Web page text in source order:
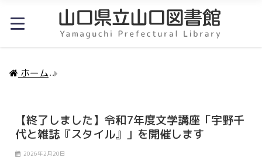
ホーム
【終了しました】令和7年度文学講座「宇野千
代と雑誌『スタイル』」を開催します
2026年2月20日